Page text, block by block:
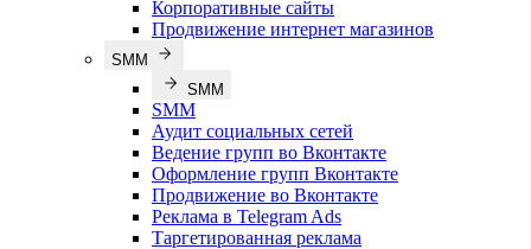
Корпоративные сайты
Продвижение интернет магазинов
SMM
SMM
SMM
Аудит социальных сетей
Ведение групп во Вконтакте
Оформление групп Вконтакте
Продвижение во Вконтакте
Реклама в Telegram Ads
Таргетированная реклама